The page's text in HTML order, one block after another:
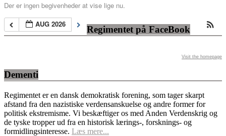
Der er ingen begivenheder at vise lige nu.
AUG 2026
Regimentet på FaceBook
Visit the homepage
Dementi
Regimentet er en dansk demokratisk forening, som tager skarpt
afstand fra den nazistiske verdensanskuelse og andre former for
politisk ekstremisme. Vi beskæftiger os med Anden Verdenskrig og
de tyske tropper ud fra en historisk lærings-, forsknings- og
formidlingsinteresse. Læs mere...